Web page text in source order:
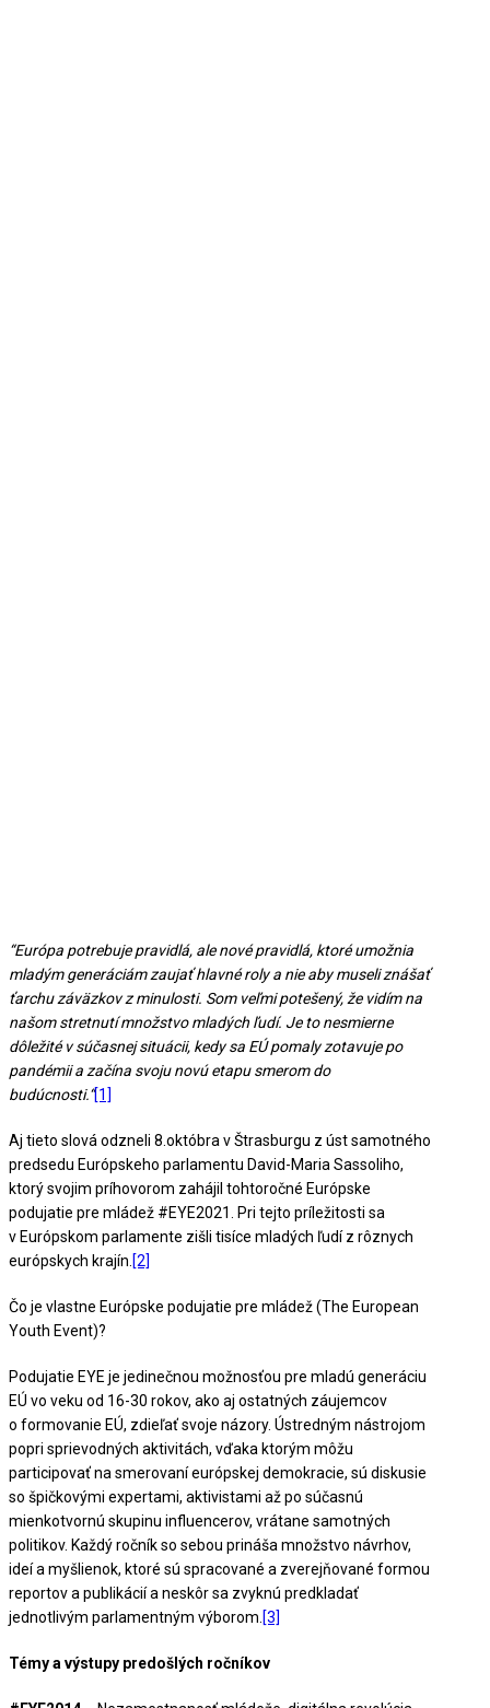
“Európa potrebuje pravidlá, ale nové pravidlá, ktoré umožnia
mladým generáciám zaujať hlavné roly a nie aby museli znášať
ťarchu záväzkov z minulosti. Som veľmi potešený, že vidím na
našom stretnutí množstvo mladých ľudí. Je to nesmierne
dôležité v súčasnej situácii, kedy sa EÚ pomaly zotavuje po
pandémii a začína svoju novú etapu smerom do
budúcnosti.“[1]
Aj tieto slová odzneli 8.októbra v Štrasburgu z úst samotného
predsedu Európskeho parlamentu David-Maria Sassoliho,
ktorý svojim príhovorom zahájil tohtoročné Európske
podujatie pre mládež #EYE2021. Pri tejto príležitosti sa
v Európskom parlamente zišli tisíce mladých ľudí z rôznych
európskych krajín. [2]
Čo je vlastne Európske podujatie pre mládež (The European
Youth Event)?
Podujatie EYE je jedinečnou možnosťou pre mladú generáciu
EÚ vo veku od 16-30 rokov, ako aj ostatných záujemcov
o formovanie EÚ, zdieľať svoje názory. Ústredným nástrojom
popri sprievodných aktivitách, vďaka ktorým môžu
participovať na smerovaní európskej demokracie, sú diskusie
so špičkovými expertami, aktivistami až po súčasnú
mienkotvornú skupinu influencerov, vrátane samotných
politikov. Každý ročník so sebou prináša množstvo návrhov,
ideí a myšlienok, ktoré sú spracované a zverejňované formou
reportov a publikácií a neskôr sa zvyknú predkladať
jednotlivým parlamentným výborom. [3]
Témy a výstupy predošlých ročníkov